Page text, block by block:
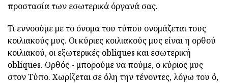
προστασία των εσωτερικά όργανά σας.
Τι εννοούμε με το όνομα του τύπου ονομάζεται τους
κοιλιακούς μυς. Οι κύριες κοιλιακούς μυς είναι η ορθού
κοιλιακού, οι εξωτερικές obliques και εσωτερική
obliques. Ορθός - μπορούμε να πούμε, ο κύριος μυς
στον Τύπο. Χωρίζεται σε όλη την τένοντες, λόγω του ό,